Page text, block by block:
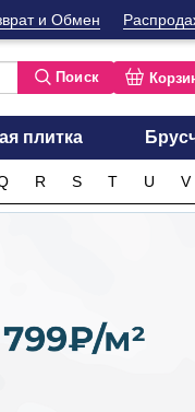
и Обмен
Поиск
плитка
R S T U V